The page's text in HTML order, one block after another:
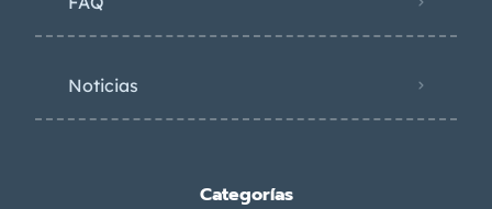
Noticias
Categorías